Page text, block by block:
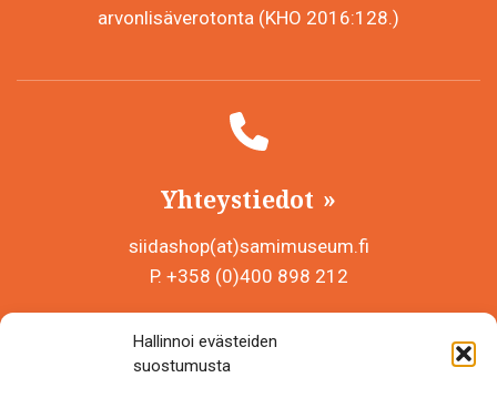
Hallinnoi evästeiden
suostumusta
arvonlisäverotonta (KHO 2016:128.)
Yhteystiedot
siidashop(at)samimuseum.fi
P. +358 (0)400 898 212
Y-tunnus 0625907-2